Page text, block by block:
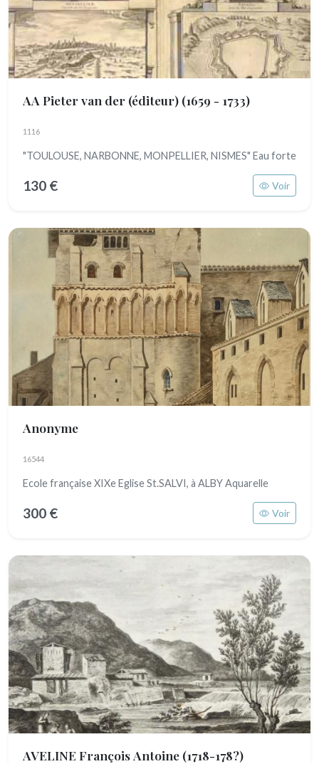
AA Pieter van der (éditeur) (1659 - 1733)
1116
"TOULOUSE, NARBONNE, MONPELLIER, NISMES" Eau forte
130 € Voir
Anonyme
16544
Ecole française XIXe Eglise St.SALVI, à ALBY Aquarelle
300 € Voir
AVELINE François Antoine (1718-178?)